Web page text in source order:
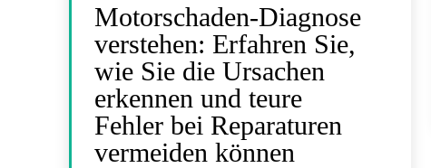
Motorschaden-Diagnose
verstehen: Erfahren Sie,
wie Sie die Ursachen
erkennen und teure
Fehler bei Reparaturen
vermeiden können